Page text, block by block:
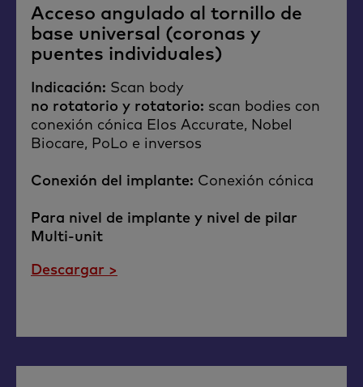
Acceso angulado al tornillo de
base universal (coronas y
puentes individuales)
Indicación: Scan body
no rotatorio y rotatorio: scan bodies con
conexión cónica Elos Accurate, Nobel
Biocare, PoLo e inversos ​
Conexión del implante: Conexión cónica​
Para nivel de implante y nivel de pilar
Multi-unit
Descargar >